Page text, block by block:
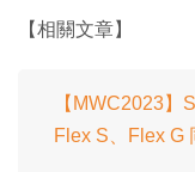
【相關文章】
【MWC2023】
Flex S、Flex G